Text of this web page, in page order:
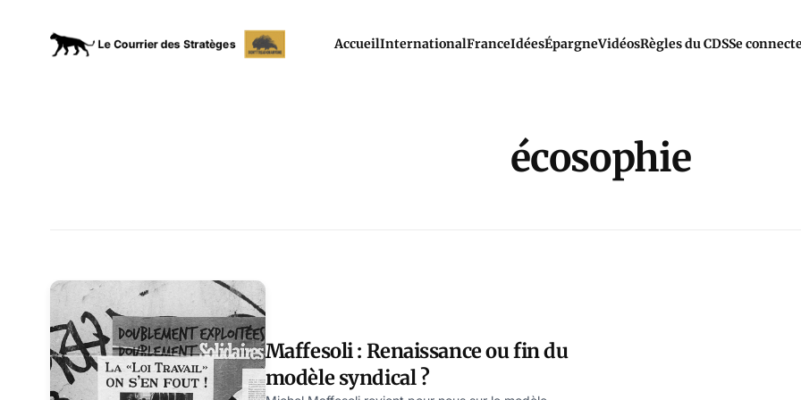
AccueilInternationalFranceIdéesÉpargneVidéosRègles du CDSSe
écosophie
Maffesoli : Renaissance ou fin du
modèle syndical ?